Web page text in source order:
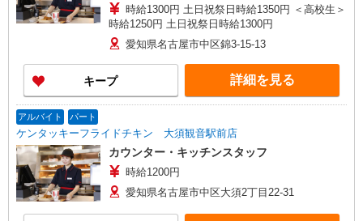
時給1300円 土日祝祭日時給1350円 ＜高校生＞
時給1250円 土日祝祭日時給1300円
愛知県名古屋市中区錦3‐15‐13
キープ 詳細を見る
アルバイト パート
ケンタッキーフライドチキン 大須観音駅前店
カウンター・キッチンスタッフ
時給1200円
愛知県名古屋市中区大須2丁目22-31